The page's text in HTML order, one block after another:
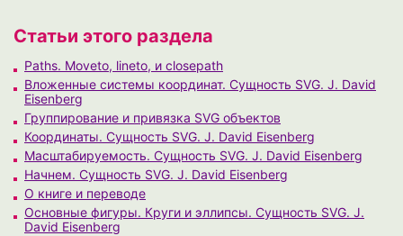
Статьи этого раздела
Paths. Moveto, lineto, и closepath
Вложенные системы координат. Сущность SVG. J. David
Eisenberg
Группирование и привязка SVG объектов
Координаты. Сущность SVG. J. David Eisenberg
Масштабируемость. Сущность SVG. J. David Eisenberg
Начнем. Сущность SVG. J. David Eisenberg
О книге и переводе
Основные фигуры. Круги и эллипсы. Сущность SVG. J.
David Eisenberg